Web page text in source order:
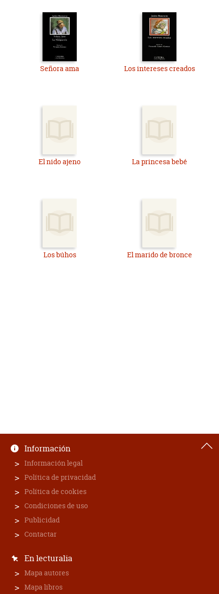
Señora ama Los intereses creados
El nido ajeno La princesa bebé
Los búhos El marido de bronce
Información
Información legal
Política de privacidad
Política de cookies
Condiciones de uso
Publicidad
Contactar
En lecturalia
Mapa autores
Mapa libros